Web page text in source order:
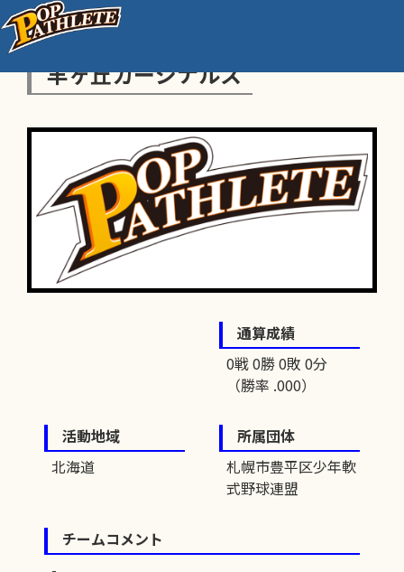
羊ヶ丘カージナルス
通算成績
0戦 0勝 0敗 0分
（勝率 .000）
活動地域
北海道
所属団体
札幌市豊平区少年軟
式野球連盟
チームコメント